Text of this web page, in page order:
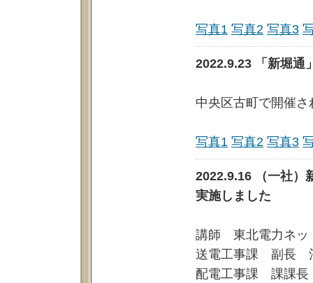
写真1 写真2 写真3
2022.9.23 「新堀通
中央区古町で開催
写真1 写真2 写真3
2022.9.16 （一社）
実施しました
講師 東北電力ネッ
送電工事課 副長
配電工事課 課課